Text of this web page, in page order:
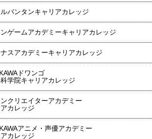
バンタンキャリアカレッジ
ゲームアカデミーキャリアカレッジ
スアカデミーキャリアカレッジ
ドワンゴ
学院キャリアカレッジ
クリエイターアカデミー
カレッジ
アニメ・声優アカデミー
カレッジ